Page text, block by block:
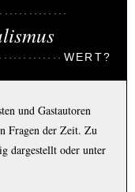
WERT?
und Gastautoren
Fragen der Zeit. Zu
dargestellt oder unter